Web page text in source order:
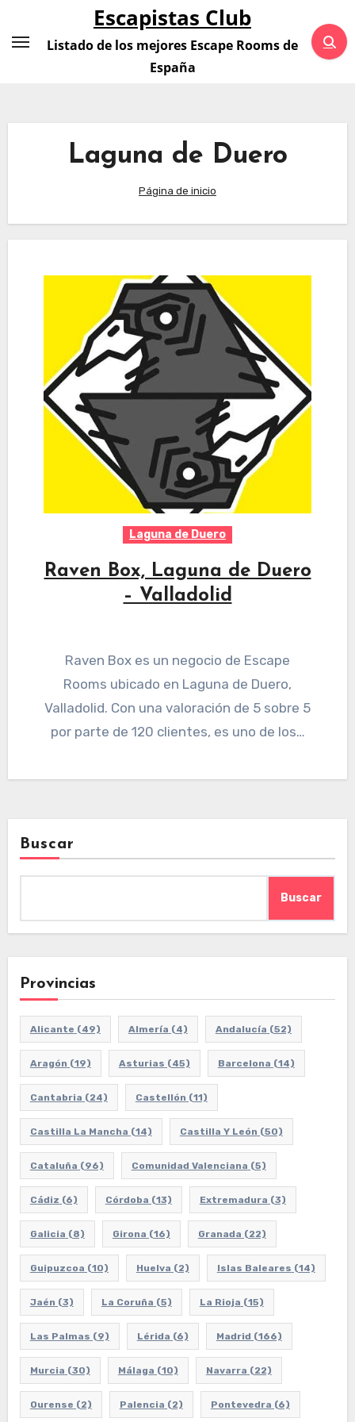
contenido
Escapistas Club
Listado de los mejores Escape Rooms de
España
Laguna de Duero
Página de inicio
Laguna de Duero
Raven Box, Laguna de Duero
– Valladolid
Raven Box es un negocio de Escape
Rooms ubicado en Laguna de Duero,
Valladolid. Con una valoración de 5 sobre 5
por parte de 120 clientes, es uno de los…
Buscar
Buscar
Provincias
Alicante (49) Almería (4) Andalucía (52)
Aragón (19) Asturias (45) Barcelona (14)
Cantabria (24) Castellón (11)
Castilla La Mancha (14) Castilla Y León (50)
Cataluña (96) Comunidad Valenciana (5)
Cádiz (6) Córdoba (13) Extremadura (3)
Galicia (8) Girona (16) Granada (22)
Guipuzcoa (10) Huelva (2) Islas Baleares (14)
Jaén (3) La Coruña (5) La Rioja (15)
Las Palmas (9) Lérida (6) Madrid (166)
Murcia (30) Málaga (10) Navarra (22)
Ourense (2) Palencia (2) Pontevedra (6)